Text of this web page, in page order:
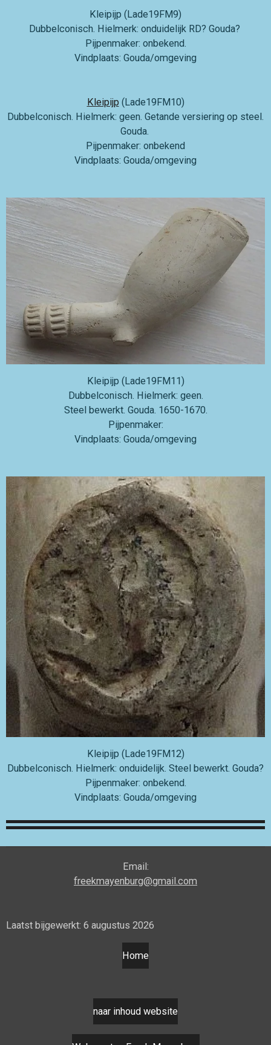
Kleipijp (Lade19FM9)
Dubbelconisch. Hielmerk: onduidelijk RD? Gouda?
Pijpenmaker: onbekend.
Vindplaats: Gouda/omgeving
Kleipijp (Lade19FM10)
Dubbelconisch. Hielmerk: geen. Getande versiering op steel.
Gouda.
Pijpenmaker: onbekend
Vindplaats: Gouda/omgeving
Kleipijp (Lade19FM11)
Dubbelconisch. Hielmerk: geen.
Steel bewerkt. Gouda. 1650-1670.
Pijpenmaker:
Vindplaats: Gouda/omgeving
Kleipijp (Lade19FM12)
Dubbelconisch. Hielmerk: onduidelijk. Steel bewerkt. Gouda?
Pijpenmaker: onbekend.
Vindplaats: Gouda/omgeving
Email:
freekmayenburg@gmail.com
Laatst bijgewerkt: 6 augustus 2026
Home
naar inhoud website